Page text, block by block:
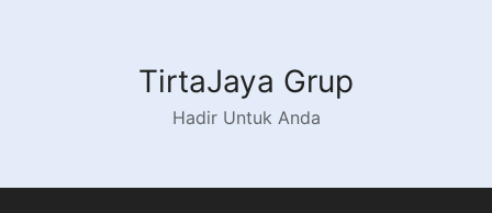
TirtaJaya Grup
Hadir Untuk Anda